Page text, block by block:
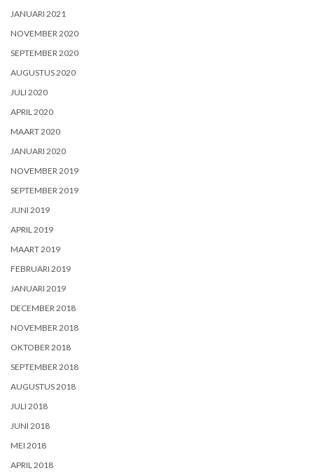
JANUARI 2021
NOVEMBER 2020
SEPTEMBER 2020
AUGUSTUS 2020
JULI 2020
APRIL 2020
MAART 2020
JANUARI 2020
NOVEMBER 2019
SEPTEMBER 2019
JUNI 2019
APRIL 2019
MAART 2019
FEBRUARI 2019
JANUARI 2019
DECEMBER 2018
NOVEMBER 2018
OKTOBER 2018
SEPTEMBER 2018
AUGUSTUS 2018
JULI 2018
JUNI 2018
MEI 2018
APRIL 2018